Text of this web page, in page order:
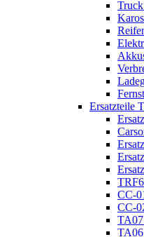
Ersatzteile
TRF
CC-
CC-